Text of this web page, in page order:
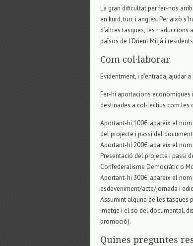
La gran dificultat per fer-nos
en kurd, turc i anglès. Per això
d’altres tasques, les
països de l’Orient Mitjà i
Com col·laborar
Evidentment, i d’entrada, ajudar
Fer-hi aportacions econòmiques
destinades a col·lectius com les
Aportant-hi 100€: apareix el
del projecte i passi del
Aportant-hi 200€: apareix el
Presentació del projecte i passi
Confederalisme Democràtic o
Aportant-hi 300€: apareix el
esdeveniment/acte/jornada i
Assumint alguna de les tasques
imatge i el so del documental,
promoció).
Quines preguntes